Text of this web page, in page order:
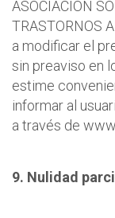
ASOCIACIÓN
TRASTORNOS
a modificar el
sin preaviso en
estime
informar al
a través de
9. Nulidad